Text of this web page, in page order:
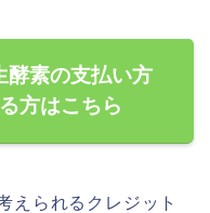
酵素の支払い方
方はこちら
えられるクレジット